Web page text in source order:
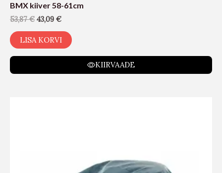
BMX kiiver 58-61cm
53,87€ 43,09 €
LISA KORVI
KIIRVAADE